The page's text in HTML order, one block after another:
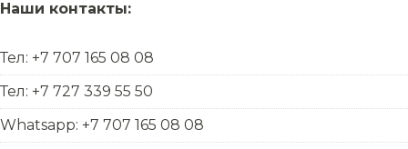
Наши контакты:
Тел: +7 707 165 08 08
Тел: +7 727 339 55 50
Whatsapp: +7 707 165 08 08